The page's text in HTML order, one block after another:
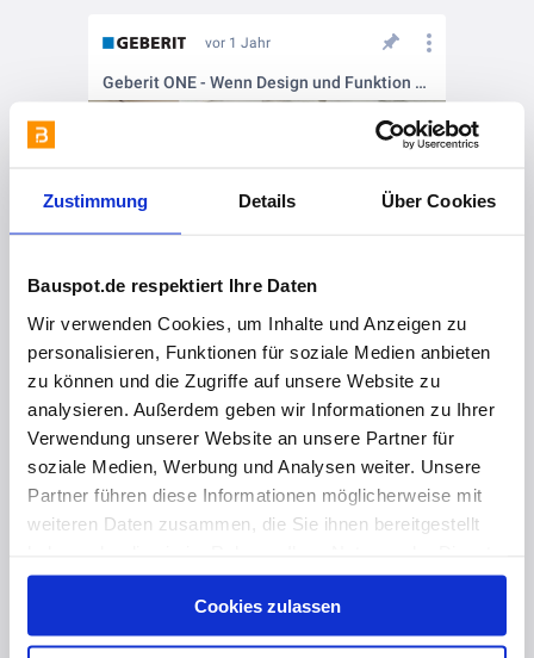
Zustimmung Details Über Cookies
Bauspot.de respektiert Ihre Daten
Wir verwenden Cookies, um Inhalte und Anzeigen zu
personalisieren, Funktionen für soziale Medien anbieten
zu können und die Zugriffe auf unsere Website zu
analysieren. Außerdem geben wir Informationen zu Ihrer
Verwendung unserer Website an unsere Partner für
soziale Medien, Werbung und Analysen weiter. Unsere
Partner führen diese Informationen möglicherweise mit
weiteren Daten zusammen, die Sie ihnen bereitgestellt
gesammelt haben. Hier finden Sie Informationen zum
und unserImpressum.
Cookies zulassen
vor 1 Jahr
Geberit ONE - Wenn Design und Funktion eins werden
Effizienz, die Spaß macht